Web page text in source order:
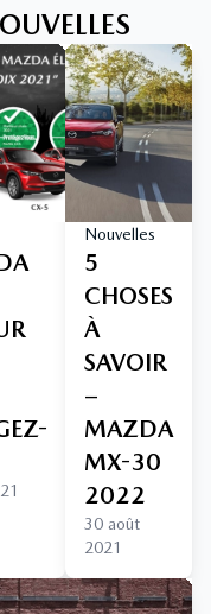
Nouvelles
5
CHOSES
À
SAVOIR
–
MAZDA
MX-30
2022
30 août
2021